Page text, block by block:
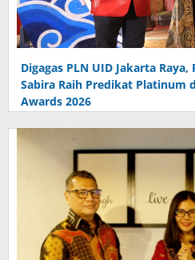
Digagas PLN UID Jakarta
Sabira Raih Predikat Platinum
Awards 2026